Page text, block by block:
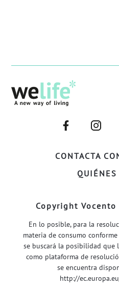
CONTACTA
QUIÉNES
–
FACEBOOK–
–
Copyright
En lo posible, para la
materia de consumo
se buscará la posibilidad que
como plataforma de
se encuentra
http://